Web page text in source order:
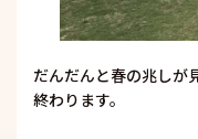
だんだんと春の兆しが
終わります。